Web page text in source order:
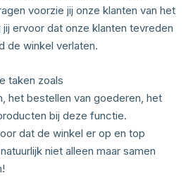
voorzie jij onze klanten van het
ervoor dat onze klanten tevreden
de winkel verlaten.
taken zoals
het bestellen van goederen, het
bij deze functie.
dat de winkel er op en top
niet alleen maar samen